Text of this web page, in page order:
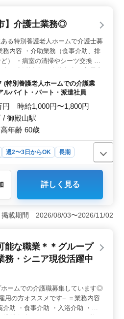
】介護士業務◎
る特別養護老人ホームで介護士募
内容 ・介助業務（食事介助、排
） ・病室の清掃やシーツ交換 ・
・身体機能の維持・回復サポー
記録作成 備考◎ ＊シフト制(週3日
費支給 ＊夜勤業務なし 60代活躍
お待ちしております♪
(特別養護老人ホームでの介護業
ルバイト・パート・派遣社員
円 時給1,000円〜1,800円
/ 御殿山駅
年齢 60歳
週2〜3日からOK
長期
福祉士・介護スタッフ
夜勤業務がないため健康的な
安心して介護の仕事に取り組む
上相談可能なシフト制度があ
大切にできます。これまで夜
っくりと働ける環境です。
手当や交通費実費支給など働
手当や福利厚生が整っていま
れており、安心して長く働け
務に取り組めます。 ＜多様
の方も積極的に活躍してお
ムを支えています。年齢や性
や経験が尊重され、活かされ
詳しく見る
掲載期間 2026/08/03〜2026/11/02
能な職業＊＊グループ
務・シニア現役活躍中
ホームでの介護職募集しています◎
用の方オススメです− ＝業務内容
介助 ・食事介助 ・入浴介助 ・更